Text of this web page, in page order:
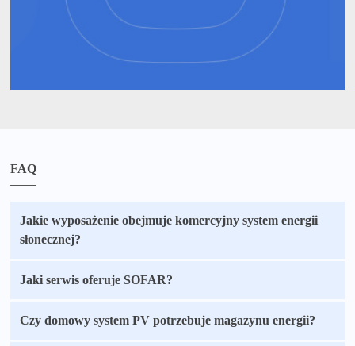
FAQ
Jakie wyposażenie obejmuje komercyjny system energii
słonecznej?
Jaki serwis oferuje SOFAR?
Czy domowy system PV potrzebuje magazynu energii?